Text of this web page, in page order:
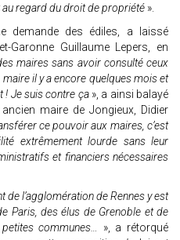
regard du droit de propriété ».
demande des édiles, a laissé
Garonne Guillaume Lepers, en
maires sans avoir consulté ceux
maire il y a encore quelques mois et
! Je suis contre ça », a ainsi balayé
maire de Jongieux, Didier
ce pouvoir aux maires, c’est
extrêmement lourde sans leur
et financiers nécessaires
de l’agglomération de Rennes y est
Paris, des élus de Grenoble et de
communes… », a rétorqué